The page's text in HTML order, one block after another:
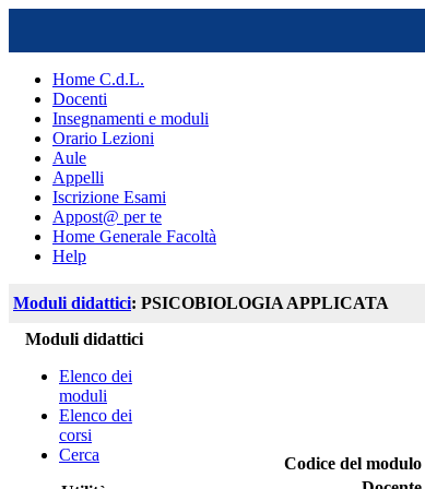
Home C.d.L.
Docenti
Insegnamenti e moduli
Orario Lezioni
Aule
Appelli
Iscrizione Esami
Appost@ per te
Home Generale Facoltà
Help
Moduli didattici: PSICOBIOLOGIA APPLICATA
Moduli didattici
Elenco dei
moduli
Elenco dei
corsi
Cerca
Codice del modulo